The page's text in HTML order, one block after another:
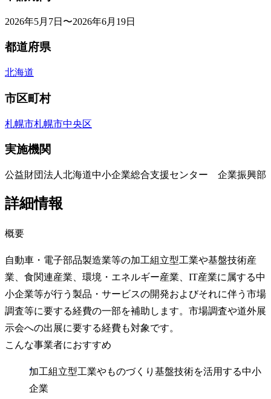
2026年5月7日〜2026年6月19日
都道府県
北海道
市区町村
札幌市札幌市中央区
実施機関
公益財団法人北海道中小企業総合支援センター 企業振興部
詳細情報
概要
自動車・電子部品製造業等の加工組立型工業や基盤技術産
業、食関連産業、環境・エネルギー産業、IT産業に属する中
小企業等が行う製品・サービスの開発およびそれに伴う市場
調査等に要する経費の一部を補助します。市場調査や道外展
示会への出展に要する経費も対象です。
こんな事業者におすすめ
加工組立型工業やものづくり基盤技術を活用する中小
企業